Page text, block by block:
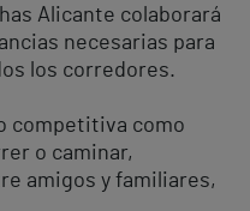
Alicante colaborará
necesarias para
los corredores.
competitiva como
o caminar,
amigos y familiares,